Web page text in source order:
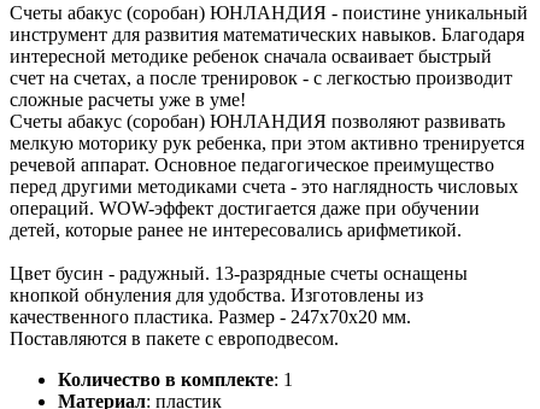
Счеты абакус (соробан) ЮНЛАНДИЯ - поистине уникальный
инструмент для развития математических навыков. Благодаря
интересной методике ребенок сначала осваивает быстрый
счет на счетах, а после тренировок - с легкостью производит
сложные расчеты уже в уме!
Cчеты абакус (соробан) ЮНЛАНДИЯ позволяют развивать
мелкую моторику рук ребенка, при этом активно тренируется
речевой аппарат. Основное педагогическое преимущество
перед другими методиками счета - это наглядность числовых
операций. WOW-эффект достигается даже при обучении
детей, которые ранее не интересовались арифметикой.
Цвет бусин - радужный. 13-разрядные счеты оснащены
кнопкой обнуления для удобства. Изготовлены из
качественного пластика. Размер - 247х70х20 мм.
Поставляются в пакете с европодвесом.
Количество в комплекте: 1
Материал: пластик